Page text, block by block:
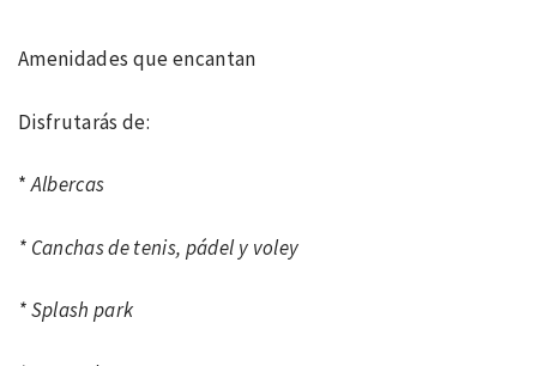
Amenidades que encantan
Disfrutarás de:
*Albercas
* Canchas de tenis, pádel y voley
* Splash park